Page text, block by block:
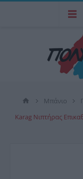
Μπάνιο
Karag Νιπτήρας